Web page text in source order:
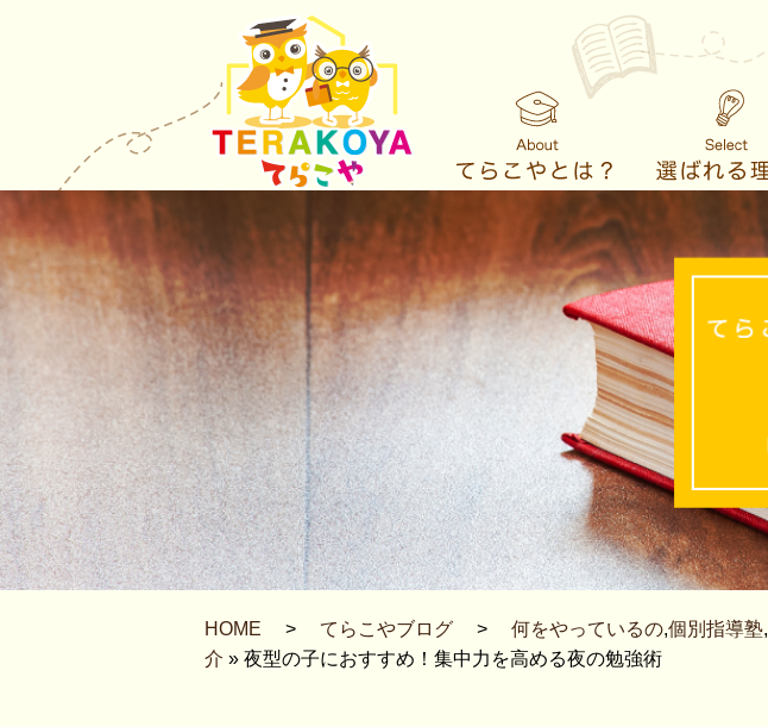
HOME > てらこやブログ > 何をやっているの,個別指導塾,
介 » 夜型の子におすすめ！集中力を高める夜の勉強術